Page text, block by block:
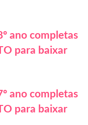
ano completas
para baixar
ano completas
para baixar